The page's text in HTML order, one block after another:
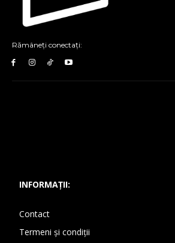
Rămâneți conectați:
INFORMAȚII:
Contact
Termeni și condiții